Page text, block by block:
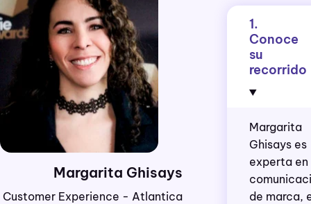
Margarita Ghisays
Customer Experience - Atlantica
1.
Conoce
su
recorrido
Margarita
Ghisays es
experta en
de marca,